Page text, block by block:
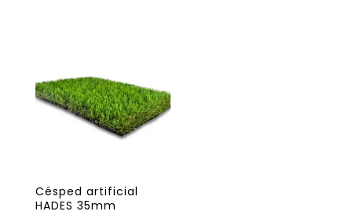
Césped artificial
HADES 35mm